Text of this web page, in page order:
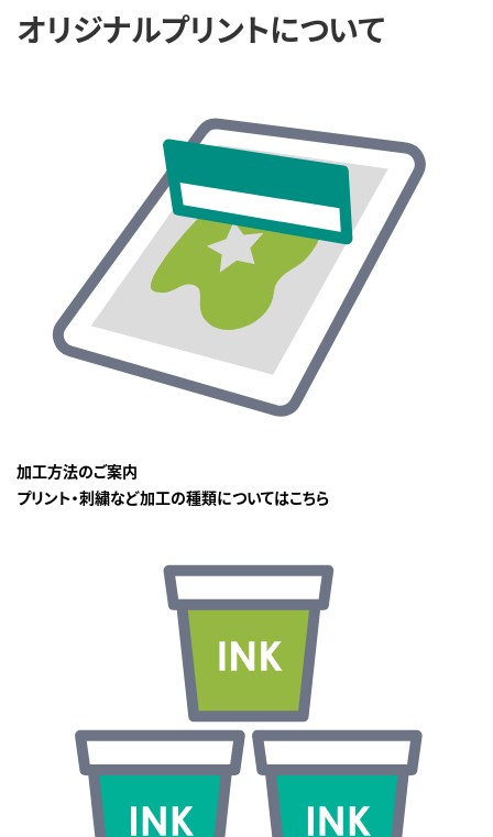
オリジナルプリントについて
加工方法のご案内
プリント・刺繍など加工の種類についてはこちら